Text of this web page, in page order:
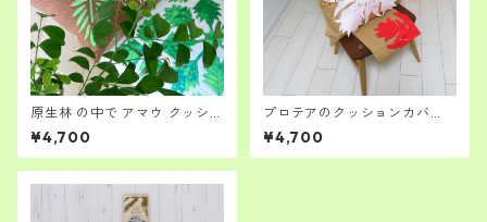
原生林 の中で アマウ クッショ
ンカバー 中級者さん向け
¥4,700
プロテアのクッションカバ
ー ハワイアンキルト キッ
ト （薄茶色×薄いピンク）中
級者さん向け
¥4,700